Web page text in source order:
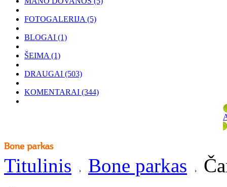
FOTOGALERIJA (5)
BLOGAI (1)
ŠEIMA (1)
DRAUGAI (503)
KOMENTARAI (344)
Titulinis Bone parkas